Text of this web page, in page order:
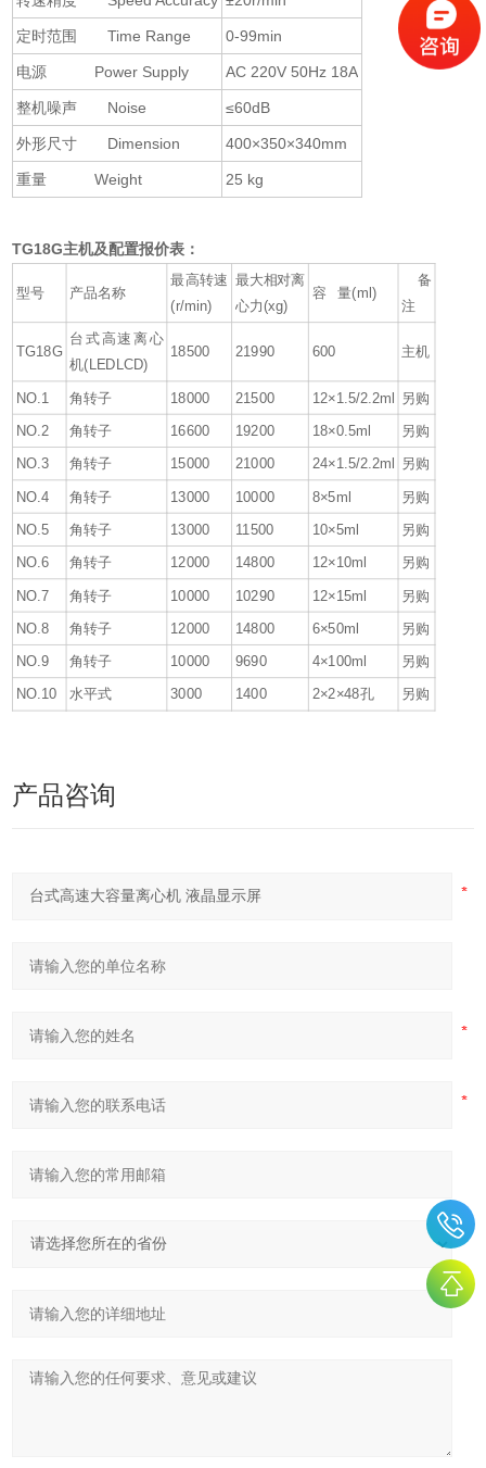
定时范围 Time Range 0-99min
电源 Power Supply AC 220V 50Hz 18A
整机噪声 Noise ≤60dB
外形尺寸 Dimension 400×350×340mm
重量 Weight 25 kg
TG18G主机及配置报价表：
型号 产品名称
最高转速
(r/min)
最大相对离
心力(xg)
容 量(ml)
备
注
TG18G
台式高速离心
机(LEDLCD)
18500 21990 600 主机
NO.1 角转子 18000 21500 12×1.5/2.2ml 另购
NO.2 角转子 16600 19200 18×0.5ml 另购
NO.3 角转子 15000 21000 24×1.5/2.2ml 另购
NO.4 角转子 13000 10000 8×5ml 另购
NO.5 角转子 13000 11500 10×5ml 另购
NO.6 角转子 12000 14800 12×10ml 另购
NO.7 角转子 10000 10290 12×15ml 另购
NO.8 角转子 12000 14800 6×50ml 另购
NO.9 角转子 10000 9690 4×100ml 另购
NO.10 水平式 3000 1400 2×2×48孔 另购
产品咨询